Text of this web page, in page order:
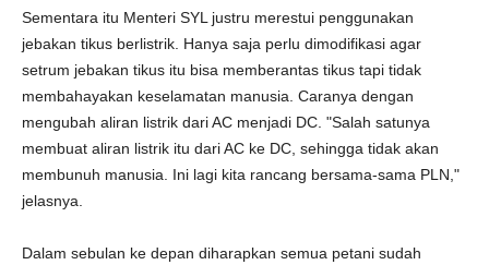
Sementara itu Menteri SYL justru merestui penggunakan
jebakan tikus berlistrik. Hanya saja perlu dimodifikasi agar
setrum jebakan tikus itu bisa memberantas tikus tapi tidak
membahayakan keselamatan manusia. Caranya dengan
mengubah aliran listrik dari AC menjadi DC. "Salah satunya
membuat aliran listrik itu dari AC ke DC, sehingga tidak akan
membunuh manusia. Ini lagi kita rancang bersama-sama PLN,"
jelasnya.
Dalam sebulan ke depan diharapkan semua petani sudah